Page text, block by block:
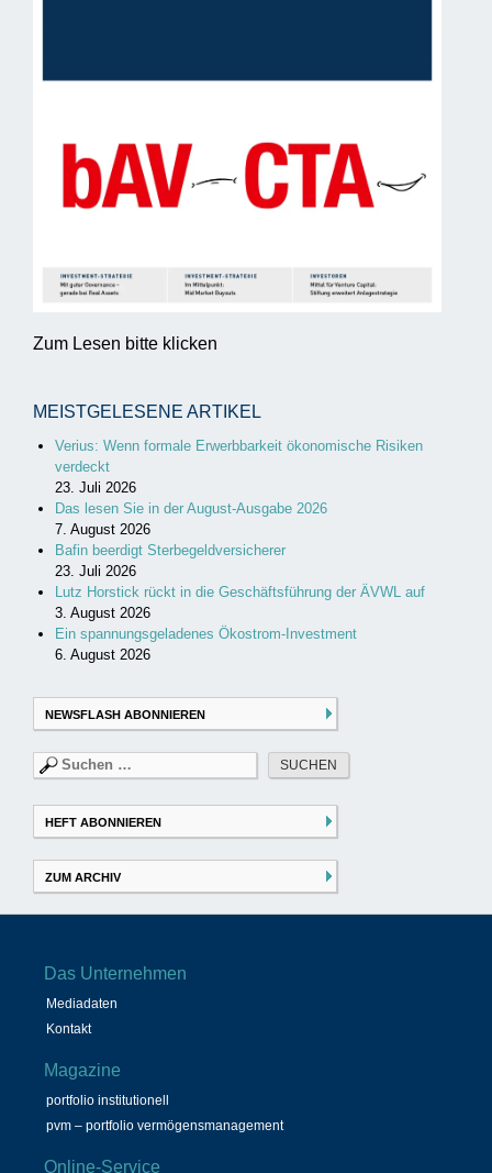
Zum Lesen bitte klicken
MEISTGELESENE ARTIKEL
Verius: Wenn formale Erwerbbarkeit ökonomische Risiken
verdeckt
23. Juli 2026
Das lesen Sie in der August-Ausgabe 2026
7. August 2026
Bafin beerdigt Sterbegeldversicherer
23. Juli 2026
Lutz Horstick rückt in die Geschäftsführung der ÄVWL auf
3. August 2026
Ein spannungsgeladenes Ökostrom-Investment
6. August 2026
NEWSFLASH ABONNIEREN
Suchen
nach:
HEFT ABONNIEREN
ZUM ARCHIV
Das Unternehmen
Mediadaten
Kontakt
Magazine
portfolio institutionell
pvm – portfolio vermögensmanagement
Online-Service